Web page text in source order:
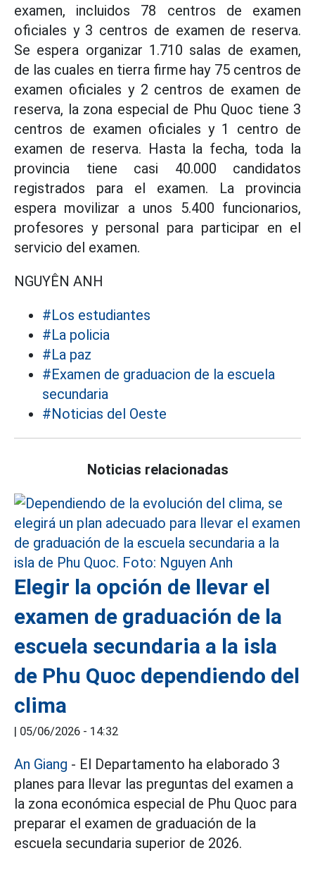
examen, incluidos 78 centros de examen
oficiales y 3 centros de examen de reserva.
Se espera organizar 1.710 salas de examen,
de las cuales en tierra firme hay 75 centros de
examen oficiales y 2 centros de examen de
reserva, la zona especial de Phu Quoc tiene 3
centros de examen oficiales y 1 centro de
examen de reserva. Hasta la fecha, toda la
provincia tiene casi 40.000 candidatos
registrados para el examen. La provincia
espera movilizar a unos 5.400 funcionarios,
profesores y personal para participar en el
servicio del examen.
NGUYÊN ANH
#Los estudiantes
#La policia
#La paz
#Examen de graduacion de la escuela
secundaria
#Noticias del Oeste
Noticias relacionadas
Elegir la opción de llevar el
examen de graduación de la
escuela secundaria a la isla
de Phu Quoc dependiendo del
clima
| 05/06/2026 - 14:32
An Giang - El Departamento ha elaborado 3
planes para llevar las preguntas del examen a
la zona económica especial de Phu Quoc para
preparar el examen de graduación de la
escuela secundaria superior de 2026.